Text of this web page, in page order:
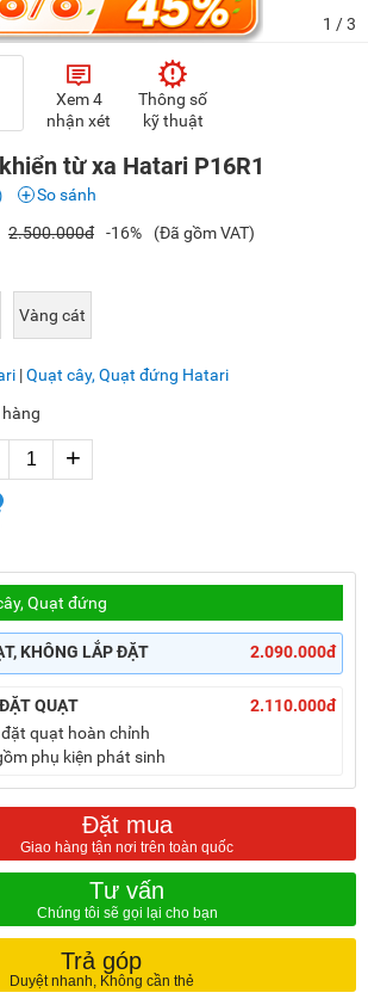
1 / 3
Xem 4
nhận xét
Thông số
kỹ thuật
từ xa Hatari P16R1
So sánh
2.500.000đ -16%
(Đã gồm VAT)
Vàng cát
|Quạt cây, Quạt đứng Hatari
+
Quạt đứng
KHÔNG LẮP ĐẶT 2.090.000đ
QUẠT
2.110.000đ
đặt quạt hoàn chỉnh
phụ kiện phát sinh
Đặt mua
Tư vấn
Trả góp